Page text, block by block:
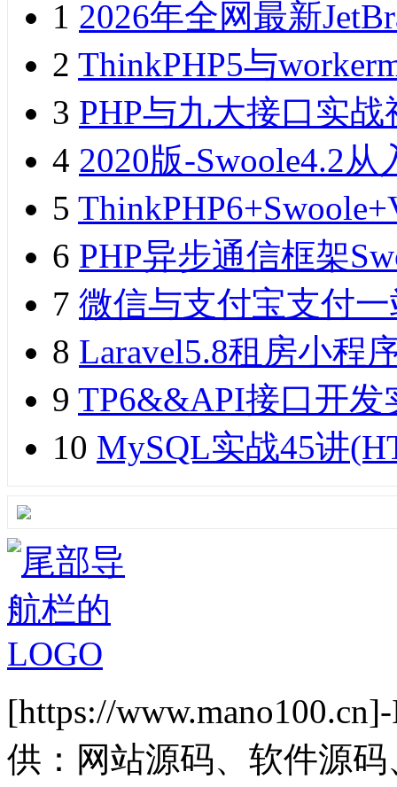
1 2026年全网最新
2 ThinkPHP5与
3 PHP与九大接口实
4 2020版-Swoole4.2
5
6 PHP异步通信框架
7 微信与支付宝支付
8 Laravel5.8租房小程
9 TP6&&API接口开发
10 MySQL实战45讲
[https://
供：网站源码、软件源